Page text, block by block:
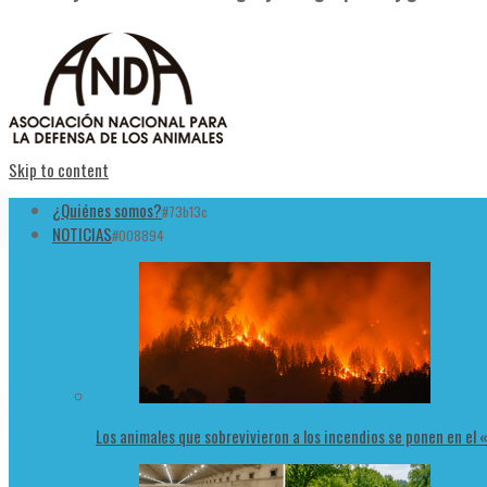
Skip to content
¿Quiénes somos?#73b13c
NOTICIAS#008894
Los animales que sobrevivieron a los incendios se ponen en